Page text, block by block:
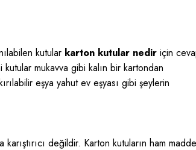
kutular karton kutular nedir için
mukavva gibi kalın bir kartondan
eşya yahut ev eşyası gibi şeylerin
değildir. Karton kutuların ham